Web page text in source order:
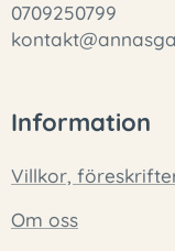
0709250799
Information
Villkor,
Om oss